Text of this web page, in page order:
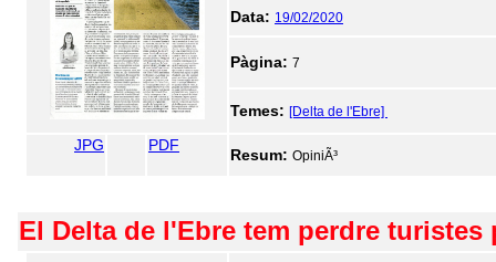
Data: 19/02/2020
Pàgina: 7
Temes: [Delta de l'Ebre]
JPG PDF
Resum: OpiniÃ³
El Delta de l'Ebre tem perdre